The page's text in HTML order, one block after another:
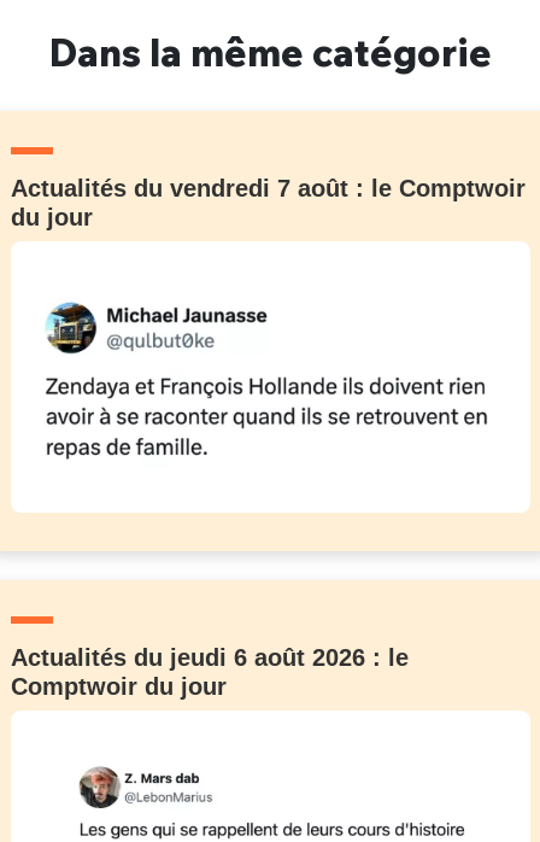
Dans la même catégorie
Actualités du vendredi 7 août : le Comptwoir
du jour
Actualités du jeudi 6 août 2026 : le
Comptwoir du jour